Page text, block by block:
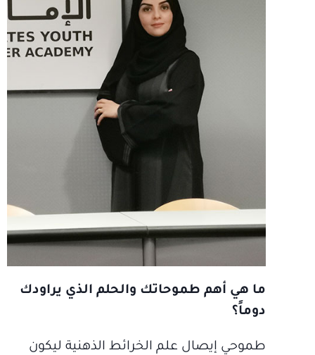
ما هي أهم طموحاتك والحلم الذي يراودك
دوماً؟
طموحي إيصال علم الخرائط الذهنية ليكون